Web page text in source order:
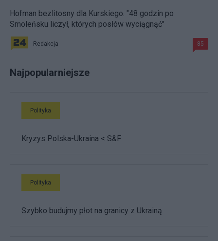
Hofman bezlitosny dla Kurskiego. "48 godzin po
Smoleńsku liczył, których posłów wyciągnąć"
Redakcja 85
Najpopularniejsze
Polityka
Kryzys Polska-Ukraina < S&F
Polityka
Szybko budujmy płot na granicy z Ukrainą